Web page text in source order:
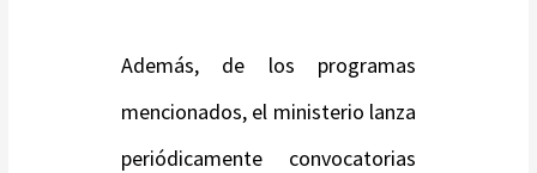
Además, de los programas
mencionados, el ministerio lanza
periódicamente convocatorias